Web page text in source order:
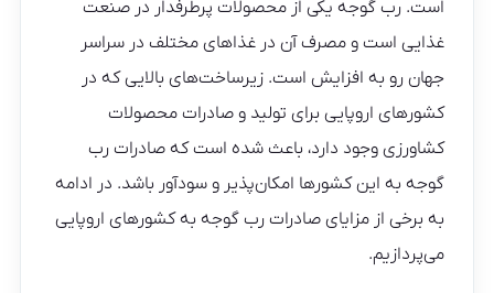
است. رب گوجه یکی از محصولات پرطرفدار در صنعت
غذایی است و مصرف آن در غذاهای مختلف در سراسر
جهان رو به افزایش است. زیرساخت‌های بالایی که در
کشورهای اروپایی برای تولید و صادرات محصولات
کشاورزی وجود دارد، باعث شده است که صادرات رب
گوجه به این کشورها امکان‌پذیر و سودآور باشد. در ادامه
به برخی از مزایای صادرات رب گوجه به کشورهای اروپایی
می‌پردازیم.